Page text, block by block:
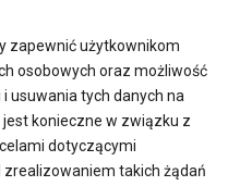
zapewnić użytkownikom
osobowych oraz możliwość
usuwania tych danych na
konieczne w związku z
dotyczącymi
zrealizowaniem takich żądań